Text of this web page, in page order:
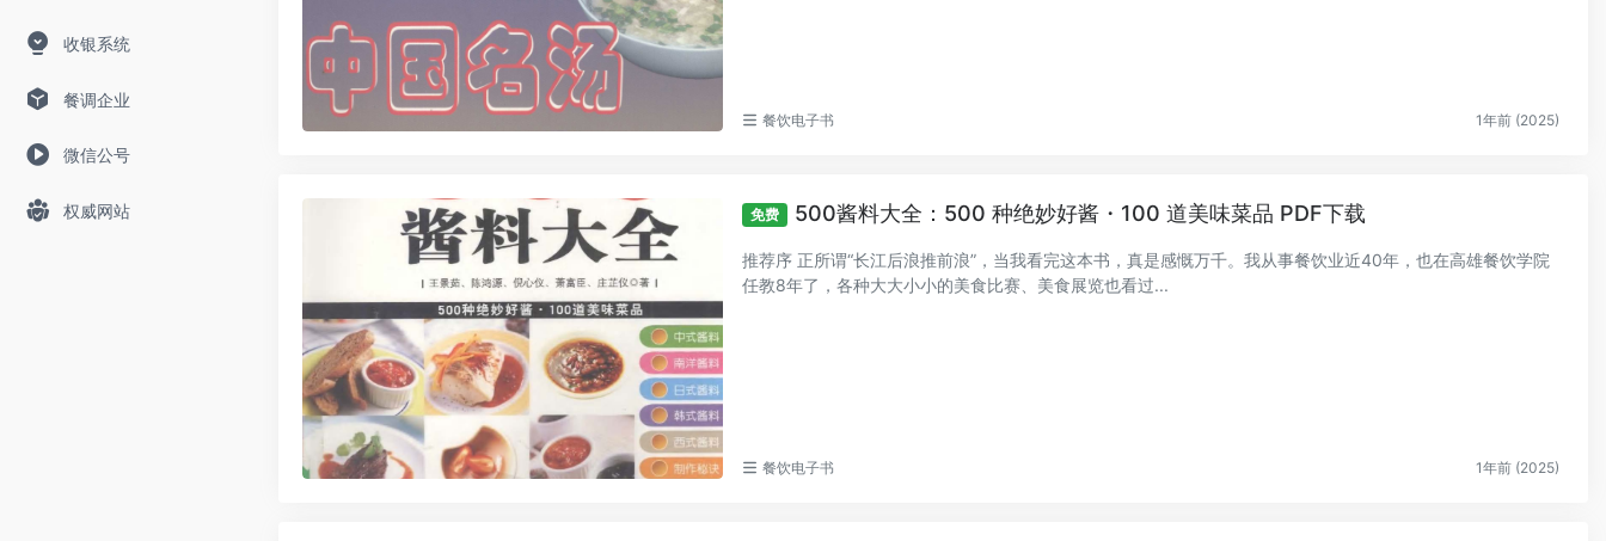
收银系统
餐调企业
微信公号
权威网站
餐饮电子书 1年前 (2025)
免费 500酱料大全：500 种绝妙好酱・100 道美味菜品 PDF下载
推荐序 正所谓“长江后浪推前浪”，当我看完这本书，真是感慨万千。我从事餐饮业近40年，也在高雄餐饮学院
任教8年了，各种大大小小的美食比赛、美食展览也看过...
餐饮电子书 1年前 (2025)